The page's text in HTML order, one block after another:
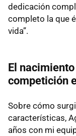
dedicación
completo la que
vida”.
El
competición
Sobre cómo
características,
años con mi